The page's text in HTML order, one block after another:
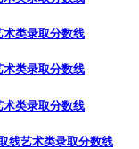
术类录取分数线
术类录取分数线
术类录取分数线
线艺术类录取分数线